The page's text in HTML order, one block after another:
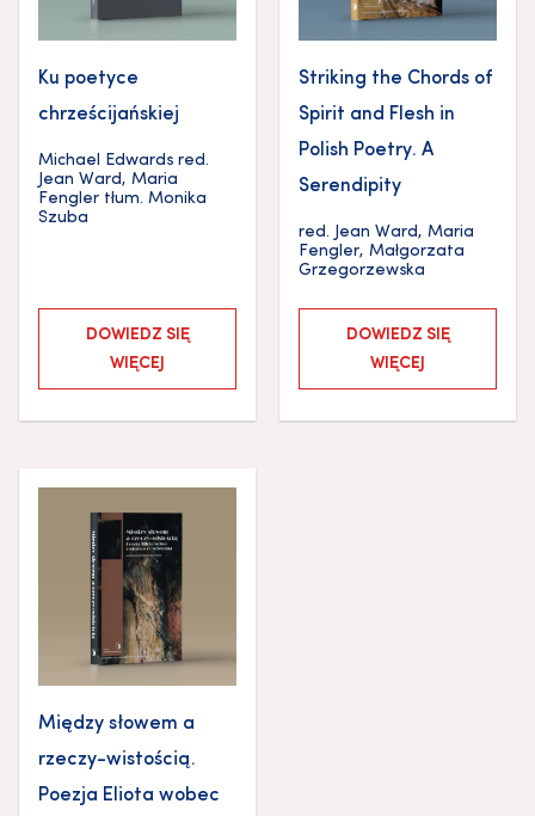
Ku poetyce
chrześcijańskiej
Michael Edwards red.
Jean Ward, Maria
Fengler tłum. Monika
Szuba
DOWIEDZ SIĘ
WIĘCEJ
Striking the Chords of
Spirit and Flesh in
Polish Poetry. A
Serendipity
red. Jean Ward, Maria
Fengler, Małgorzata
Grzegorzewska
DOWIEDZ SIĘ
WIĘCEJ
Między słowem a
rzeczy-wistością.
Poezja Eliota wobec